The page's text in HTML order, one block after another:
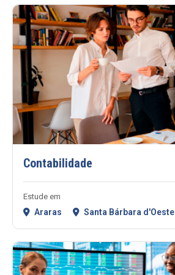
Contabilidade
Estude em
Araras Santa Bárbara d'Oeste